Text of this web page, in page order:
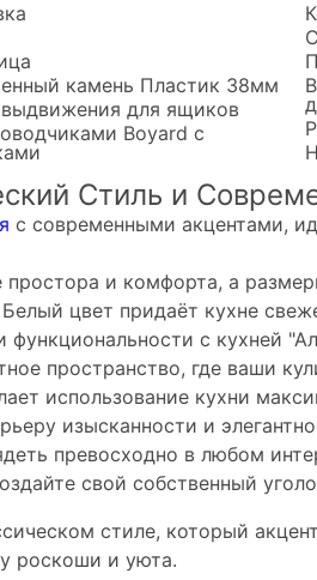
камень Пластик 38мм
для ящиков
Boyard с
Стиль и
с современными акцентами,
и комфорта, а
цвет придаёт кухне
с кухней
пространство, где ваши
использование кухни
изысканности и
превосходно в любом
свой собственный
стиле, который
роскоши и уюта.